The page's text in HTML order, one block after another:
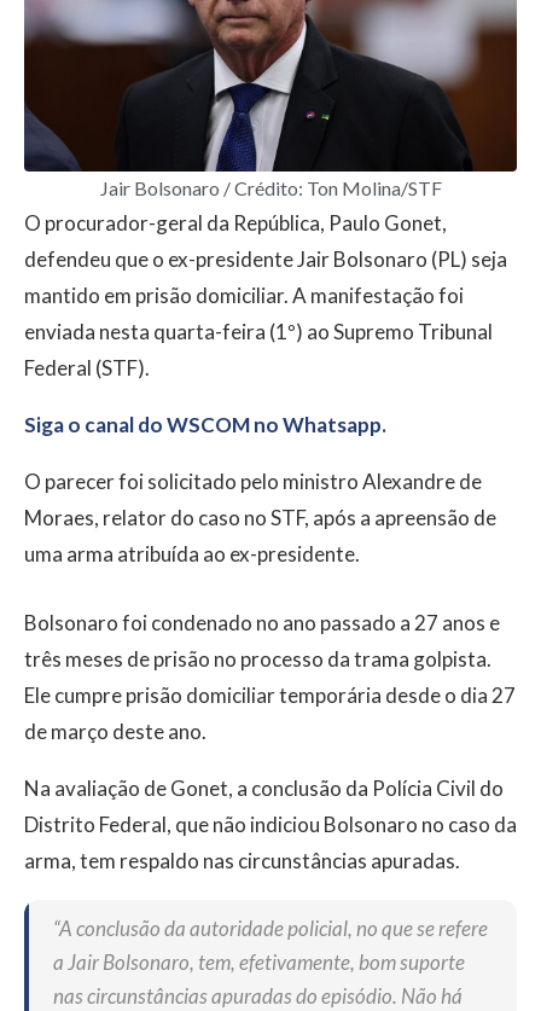
Jair Bolsonaro / Crédito: Ton Molina/STF
O procurador-geral da República, Paulo Gonet,
defendeu que o ex-presidente Jair Bolsonaro (PL) seja
mantido em prisão domiciliar. A manifestação foi
enviada nesta quarta-feira (1º) ao Supremo Tribunal
Federal (STF).
Siga o canal do WSCOM no Whatsapp.
O parecer foi solicitado pelo ministro Alexandre de
Moraes, relator do caso no STF, após a apreensão de
uma arma atribuída ao ex-presidente.
Bolsonaro foi condenado no ano passado a 27 anos e
três meses de prisão no processo da trama golpista.
Ele cumpre prisão domiciliar temporária desde o dia 27
de março deste ano.
Na avaliação de Gonet, a conclusão da Polícia Civil do
Distrito Federal, que não indiciou Bolsonaro no caso da
arma, tem respaldo nas circunstâncias apuradas.
“A conclusão da autoridade policial, no que se refere
a Jair Bolsonaro, tem, efetivamente, bom suporte
nas circunstâncias apuradas do episódio. Não há